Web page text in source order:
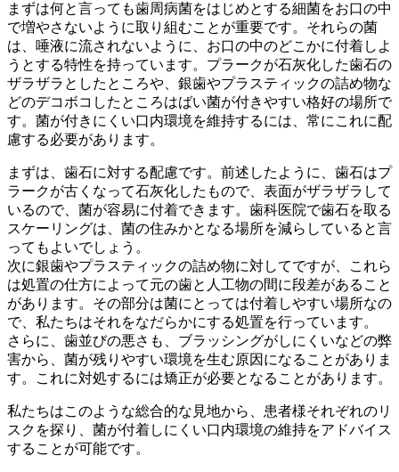
まずは何と言っても歯周病菌をはじめとする細菌をお口の中
で増やさないように取り組むことが重要です。それらの菌
は、唾液に流されないように、お口の中のどこかに付着しよ
うとする特性を持っています。プラークが石灰化した歯石の
ザラザラとしたところや、銀歯やプラスティックの詰め物な
どのデコボコしたところはばい菌が付きやすい格好の場所で
す。菌が付きにくい口内環境を維持するには、常にこれに配
慮する必要があります。
まずは、歯石に対する配慮です。前述したように、歯石はプ
ラークが古くなって石灰化したもので、表面がザラザラして
いるので、菌が容易に付着できます。歯科医院で歯石を取る
スケーリングは、菌の住みかとなる場所を減らしていると言
ってもよいでしょう。
次に銀歯やプラスティックの詰め物に対してですが、これら
は処置の仕方によって元の歯と人工物の間に段差があること
があります。その部分は菌にとっては付着しやすい場所なの
で、私たちはそれをなだらかにする処置を行っています。
さらに、歯並びの悪さも、ブラッシングがしにくいなどの弊
害から、菌が残りやすい環境を生む原因になることがありま
す。これに対処するには矯正が必要となることがあります。
私たちはこのような総合的な見地から、患者様それぞれのリ
スクを探り、菌が付着しにくい口内環境の維持をアドバイス
することが可能です。